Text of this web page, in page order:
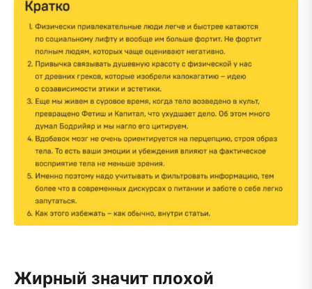
Жирный значит плохой